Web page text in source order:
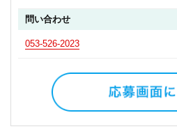
問い合わせ
053-526-2023